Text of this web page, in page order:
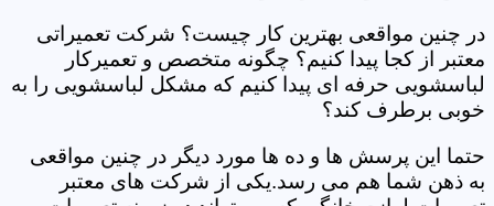
در چنین مواقعی بهترین کار چیست؟ شرکت تعمیراتی
معتبر از کجا پیدا کنیم؟ چگونه متخصص و تعمیرکار
لباسشویی حرفه ای پیدا کنیم که مشکل لباسشویی را به
خوبی برطرف کند؟
حتما این پرسش ها و ده ها مورد دیگر در چنین مواقعی
به ذهن شما هم می رسد.یکی از شرکت های معتبر